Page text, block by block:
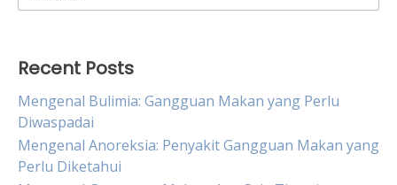
for:
Recent Posts
Mengenal Bulimia: Gangguan Makan yang Perlu
Diwaspadai
Mengenal Anoreksia: Penyakit Gangguan Makan yang
Perlu Diketahui